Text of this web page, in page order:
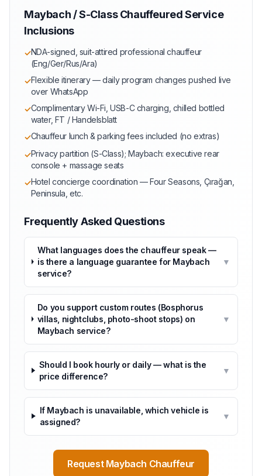
Maybach / S-Class Chauffeured Service
Inclusions
✓NDA-signed, suit-attired professional chauffeur
(Eng/Ger/Rus/Ara)
✓Flexible itinerary — daily program changes pushed live
over WhatsApp
✓Complimentary Wi-Fi, USB-C charging, chilled bottled
water, FT / Handelsblatt
✓Chauffeur lunch & parking fees included (no extras)
✓Privacy partition (S-Class); Maybach: executive rear
console + massage seats
✓Hotel concierge coordination — Four Seasons, Çırağan,
Peninsula, etc.
Frequently Asked Questions
What languages does the chauffeur speak —
is there a language guarantee for Maybach
service?
▼
Do you support custom routes (Bosphorus
villas, nightclubs, photo-shoot stops) on
Maybach service?
▼
Should I book hourly or daily — what is the
price difference?
▼
If Maybach is unavailable, which vehicle is
assigned?
▼
Request Maybach Chauffeur